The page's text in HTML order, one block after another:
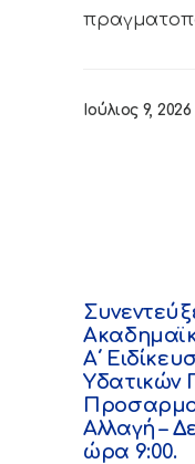
Ιούλιος 9, 2026
Α΄
Υδατικών
Αλλαγή –
ώρα 9:00.